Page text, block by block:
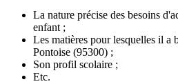
La nature précise des besoins
enfant ;
Les matières pour lesquelles il a
Pontoise (95300) ;
Son profil scolaire ;
Etc.